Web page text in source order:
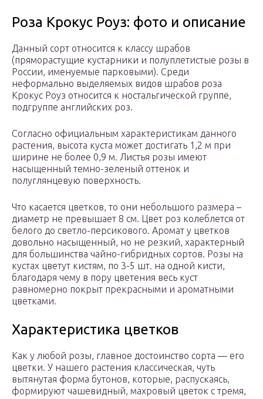
Роза Крокус Роуз: фото и описание
Данный сорт относится к классу шрабов
(пряморастущие кустарники и полуплетистые розы в
России, именуемые парковыми). Среди
неформально выделяемых видов шрабов роза
Крокус Роуз относится к ностальгической группе,
подгруппе английских роз.
Согласно официальным характеристикам данного
растения, высота куста может достигать 1,2 м при
ширине не более 0,9 м. Листья розы имеют
насыщенный темно-зеленый оттенок и
полуглянцевую поверхность.
Что касается цветков, то они небольшого размера –
диаметр не превышает 8 см. Цвет роз колеблется от
белого до светло-персикового. Аромат у цветков
довольно насыщенный, но не резкий, характерный
для большинства чайно-гибридных сортов. Розы на
кустах цветут кистям, по 3-5 шт. на одной кисти,
благодаря чему в пору цветения весь куст
равномерно покрыт прекрасными и ароматными
цветками.
Характеристика цветков
Как у любой розы, главное достоинство сорта — его
цветки. У нашего растения классическая, чуть
вытянутая форма бутонов, которые, распускаясь,
формируют чашевидный, махровый цветок с тремя,